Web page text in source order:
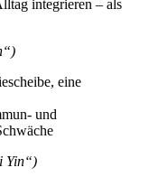
integrieren – als
eine
und
Yin“)